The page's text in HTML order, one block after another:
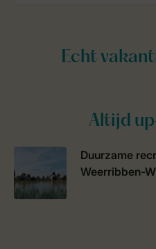
Altijd
Duurzame
Weerribben-